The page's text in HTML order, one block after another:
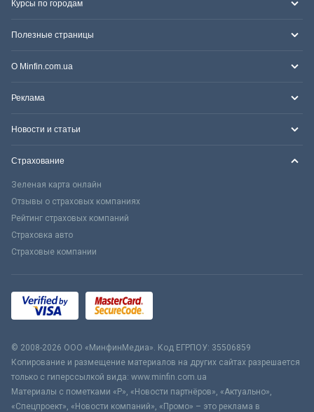
Курсы по городам
Полезные страницы
О Minfin.com.ua
Реклама
Новости и статьи
Страхование
Зеленая карта онлайн
Отзывы о страховых компаниях
Рейтинг страховых компаний
Страховка авто
Страховые компании
© 2008-2026 ООО «МинфинМедиа». Код ЕГРПОУ: 35506859
Копирование и размещение материалов на других сайтах разрешается
только с гиперссылкой вида: www.minfin.com.ua
Материалы с пометками «Р», «Новости партнёров», «Актуально»,
«Спецпроект», «Новости компаний», «Промо» – это реклама в